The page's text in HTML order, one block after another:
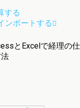
する
ンポートする
とExcelで経理の仕